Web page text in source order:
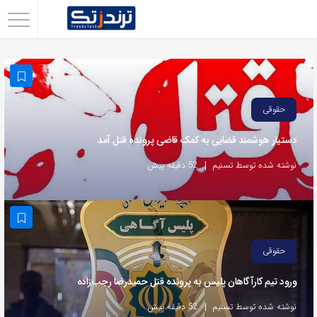
استفاده
روش‌های
زیر
می‌توانید
این
دوستان
خود
حقوقی
دستیار هوشمند قضایی به کمک قاضی پرونده قتل آمد
نوشته شده توسط تسنیم 52 دقیقه پیش
حقوقی
ورود تیم کارآگاهان پلیس به پرونده قتل حمیدرضا رجب‌زاده
نوشته شده توسط تسنیم 52 دقیقه پیش